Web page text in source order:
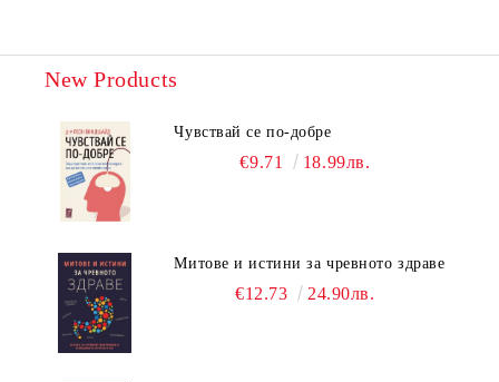
New Products
Чувствай се по-добре
€9.71 18.99лв.
Митове и истини за чревното здраве
€12.73 24.90лв.